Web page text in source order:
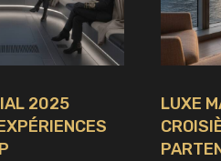
2025
LUXE